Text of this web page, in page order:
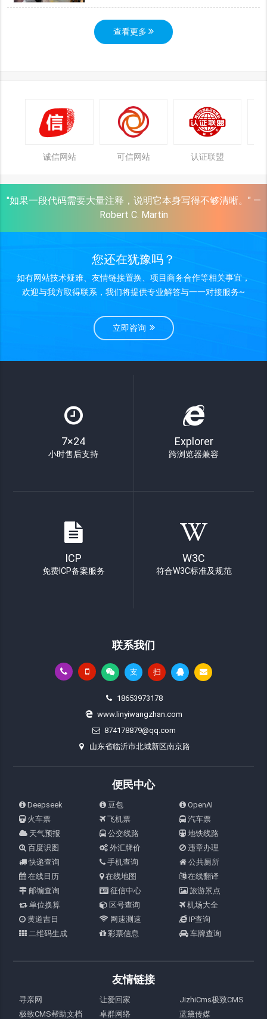
查看更多
诚信网站 可信网站 认证联盟
"如果一段代码需要大量注释，说明它本身写得不够清晰。" —
Robert C. Martin
您还在犹豫吗？
如有网站技术疑难、友情链接置换、项目商务合作等相关事宜，
欢迎与我方取得联系，我们将提供专业解答与一一对接服务~
立即咨询
7×24
小时售后支持
Explorer
跨浏览器兼容
ICP
免费ICP备案服务
W3C
符合W3C标准及规范
联系我们
支 扫
18653973178
www.linyiwangzhan.com
874178879@qq.com
山东省临沂市北城新区南京路
便民中心
Deepseek 豆包
OpenAI
火车票
飞机票
汽车票
天气预报
公交线路
地铁线路
百度识图
外汇牌价
违章办理
快递查询
手机查询
公共厕所
在线日历
在线地图
在线翻译
邮编查询
征信中心
旅游景点
单位换算
区号查询
机场大全
黄道吉日
网速测速
IP查询
二维码生成
彩票信息 车牌查询
友情链接
寻亲网 让爱回家
JizhiCms极致CMS
极致CMS帮助文档
卓群网络
蓝黛传媒